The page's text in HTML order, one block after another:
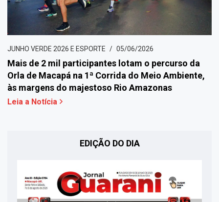
JUNHO VERDE 2026 E ESPORTE 05/06/2026
Mais de 2 mil participantes lotam o percurso da
Orla de Macapá na 1ª Corrida do Meio Ambiente,
às margens do majestoso Rio Amazonas
Leia a Notícia
EDIÇÃO DO DIA